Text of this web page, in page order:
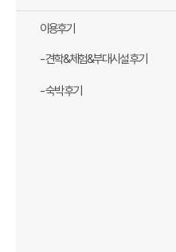
이용후기
- 견학&체험&부대시설 후기
- 숙박 후기